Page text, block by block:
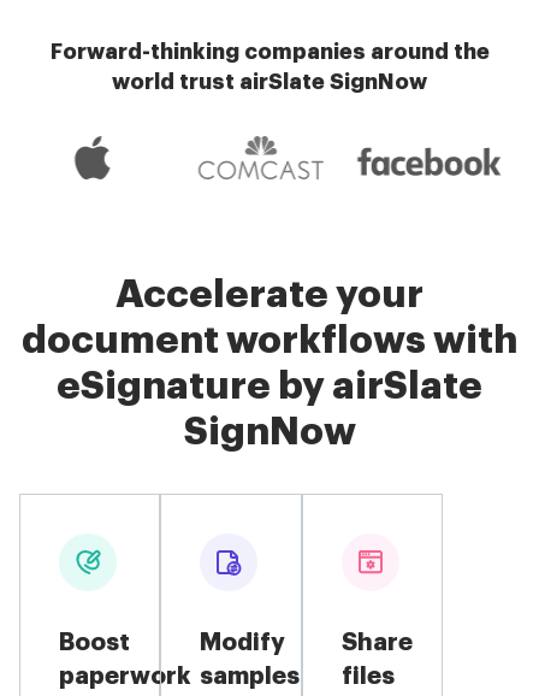
Forward-thinking companies around the
world trust airSlate SignNow
Accelerate your
document workflows with
eSignature by airSlate
SignNow
Boost
paperwork
Modify
samples
Share
files